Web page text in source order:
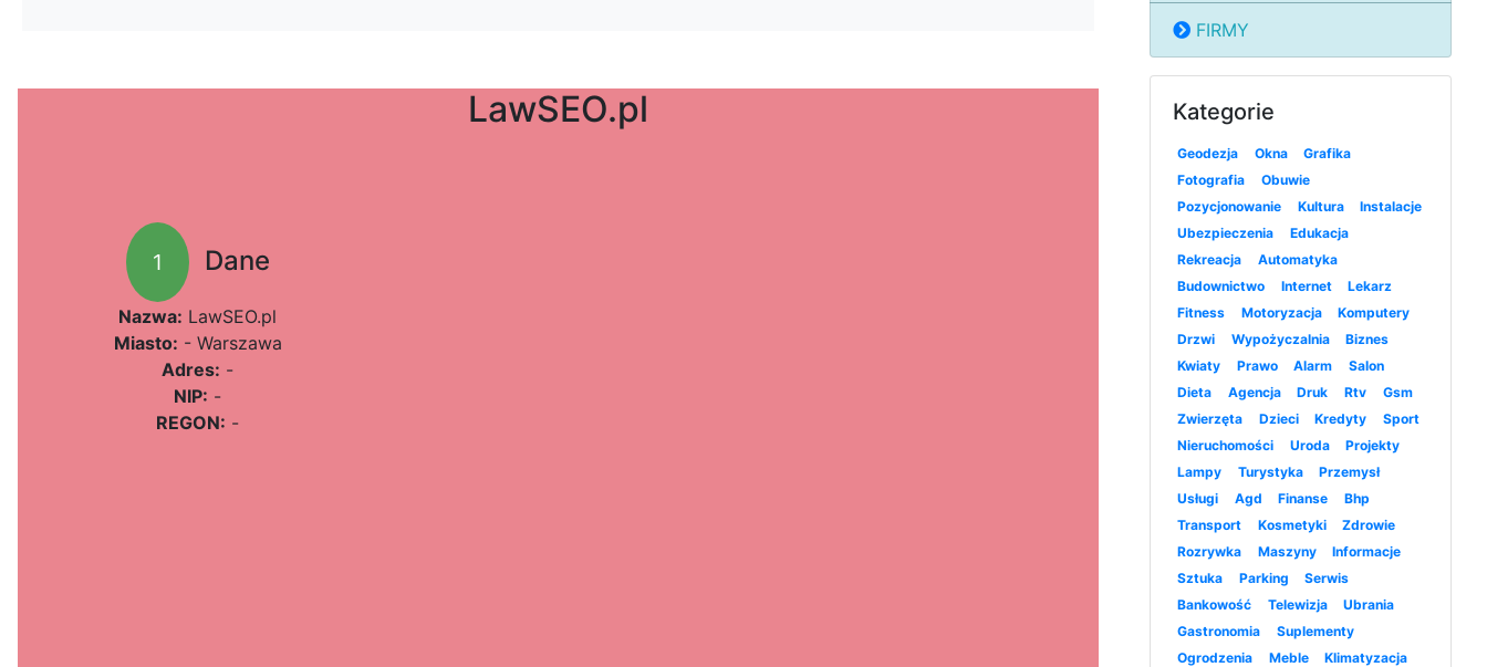
LawSEO.pl
1 Dane
Nazwa: LawSEO.pl
Miasto: - Warszawa
Adres: -
NIP: -
REGON: -
FIRMY
Kategorie
Geodezja Okna
Grafika
Fotografia
Obuwie
Pozycjonowanie
Kultura
Instalacje
Ubezpieczenia
Edukacja
Rekreacja
Automatyka
Budownictwo
Internet
Lekarz
Fitness
Motoryzacja
Komputery
Drzwi
Wypożyczalnia
Biznes
Kwiaty
Prawo Alarm
Salon
Dieta
Agencja Druk Rtv
Gsm
Zwierzęta
Dzieci Kredyty
Sport
Nieruchomości
Uroda
Projekty
Lampy
Turystyka
Przemysł
Usługi
Agd Finanse
Bhp
Transport
Kosmetyki
Zdrowie
Rozrywka
Maszyny
Informacje
Sztuka
Parking
Serwis
Bankowość
Telewizja
Ubrania
Gastronomia
Suplementy
Ogrodzenia
Meble
Klimatyzacja